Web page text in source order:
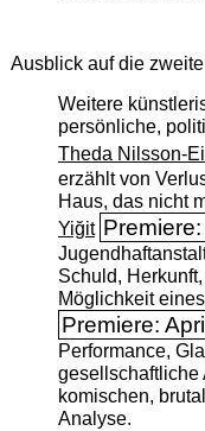
Ausblick auf die
Weitere
persönliche,
Theda Nilsson-
erzählt von
Haus, das nicht
Yiğit
Schuld,
Möglichkeit
Premiere:
Performance,
gesellschaftliche
komischen,
Analyse.